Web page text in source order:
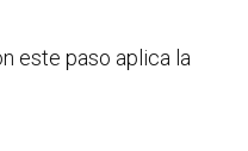
este paso aplica la